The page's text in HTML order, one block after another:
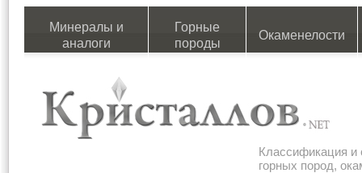
Минералы и
аналоги
Горные
породы
Окаменелости
Классификация и
горных пород,